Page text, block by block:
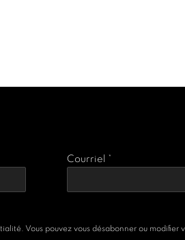
Courriel *
Vous pouvez vous désabonner ou modifier